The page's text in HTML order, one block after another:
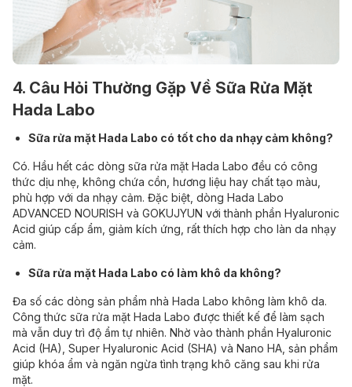
4. Câu Hỏi Thường Gặp Về Sữa Rửa Mặt
Hada Labo
Sữa rửa mặt Hada Labo có tốt cho da nhạy cảm không?
Có. Hầu hết các dòng sữa rửa mặt Hada Labo đều có công
thức dịu nhẹ, không chứa cồn, hương liệu hay chất tạo màu,
phù hợp với da nhạy cảm. Đặc biệt, dòng Hada Labo
ADVANCED NOURISH và GOKUJYUN với thành phần Hyaluronic
Acid giúp cấp ẩm, giảm kích ứng, rất thích hợp cho làn da nhạy
cảm.
Sữa rửa mặt Hada Labo có làm khô da không?
Đa số các dòng sản phẩm nhà Hada Labo không làm khô da.
Công thức sữa rửa mặt Hada Labo được thiết kế để làm sạch
mà vẫn duy trì độ ẩm tự nhiên. Nhờ vào thành phần Hyaluronic
Acid (HA), Super Hyaluronic Acid (SHA) và Nano HA, sản phẩm
giúp khóa ẩm và ngăn ngừa tình trạng khô căng sau khi rửa
mặt.